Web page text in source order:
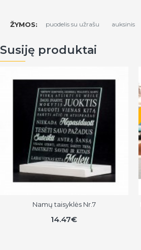
ŽYMOS: puodelis su užrašu auksinis
Susiję produktai
Namų taisyklės Nr.7
14.47€